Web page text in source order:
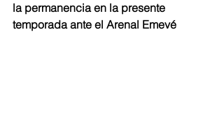
la permanencia en la presente
temporada ante el Arenal Emevé